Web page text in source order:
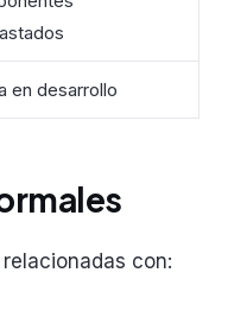
en desarrollo
con: